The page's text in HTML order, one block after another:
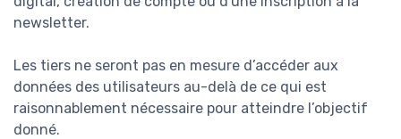
newsletter.
Les tiers ne seront pas en mesure d’accéder aux
données des utilisateurs au-delà de ce qui est
raisonnablement nécessaire pour atteindre l’objectif
donné.